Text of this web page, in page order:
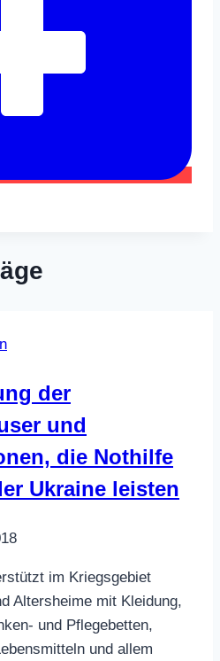
der
und
die Nothilfe
Ukraine leisten
im Kriegsgebiet
Altersheime mit Kleidung,
und Pflegebetten,
und allem